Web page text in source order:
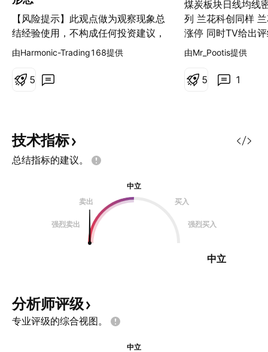
【风险提示】此观点做为观察现象总
结经验使用，不构成任何投资建议，
跟单有风险，交易需谨慎！
由Harmonic-Trading168提供
5
煤炭板块日线均线
列 兰花科创同样
涨停 同时TV给出评
由Mr_Pootis提供
1
5
技术指标
总结指标的建议。
中立
卖出
买入
强烈卖出 强烈买入
中立
分析师评级
专业评级的综合视图。
中立